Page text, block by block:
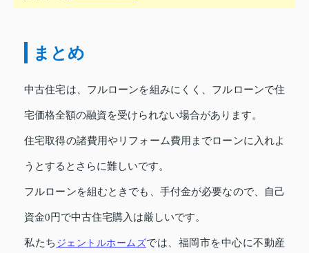
まとめ
中古住宅は、フルローンを組みにくく、フルローンで住
宅価格全額の融資を受けられない場合があります。
住宅取得の諸費用やリフォーム費用までローンに入れよ
うとするとさらに難しいです。
フルローンを組むときでも、手付金が必要なので、自己
資金0円で中古住宅購入は厳しいです。
私たち ジェントルホームズでは、福岡市を中心に不動産